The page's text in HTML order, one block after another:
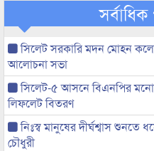
সিলেট সরকারি মদন মোহন
আলোচনা সভা
সিলেট-৫ আসনে বিএনপির
লিফলেট বিতরণ
নিঃস্ব মানুষের দীর্ঘশ্বাস শুনতে
চৌধুরী